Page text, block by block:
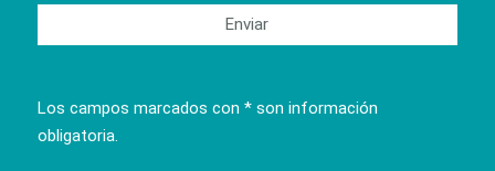
Los campos marcados con * son información
obligatoria.